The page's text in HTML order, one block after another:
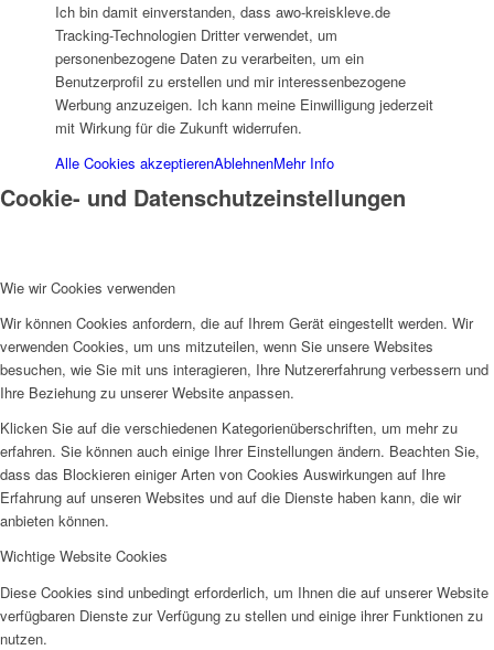
Frauenhaus
Ambulante Hilfen zur Erziehung
Ich bin damit einverstanden, dass awo-kreiskleve.de
Tracking-Technologien Dritter verwendet, um
personenbezogene Daten zu verarbeiten, um ein
Benutzerprofil zu erstellen und mir interessenbezogene
Werbung anzuzeigen. Ich kann meine Einwilligung jederzeit
mit Wirkung für die Zukunft widerrufen.
Alle Cookies akzeptierenAblehnenMehr Info
Cookie- und Datenschutzeinstellungen
Wie wir Cookies verwenden
Wir können Cookies anfordern, die auf Ihrem Gerät eingestellt werden. Wir
verwenden Cookies, um uns mitzuteilen, wenn Sie unsere Websites
besuchen, wie Sie mit uns interagieren, Ihre Nutzererfahrung verbessern und
Ihre Beziehung zu unserer Website anpassen.
Klicken Sie auf die verschiedenen Kategorienüberschriften, um mehr zu
erfahren. Sie können auch einige Ihrer Einstellungen ändern. Beachten Sie,
dass das Blockieren einiger Arten von Cookies Auswirkungen auf Ihre
Erfahrung auf unseren Websites und auf die Dienste haben kann, die wir
anbieten können.
Wichtige Website Cookies
Diese Cookies sind unbedingt erforderlich, um Ihnen die auf unserer Website
verfügbaren Dienste zur Verfügung zu stellen und einige ihrer Funktionen zu
nutzen.